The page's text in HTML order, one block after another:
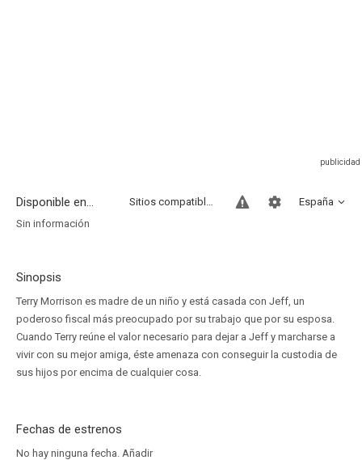
Disponible en... España
Sitios compatibles
Sin información
Sinopsis
Terry Morrison es madre de un niño y está casada con Jeff, un
poderoso fiscal más preocupado por su trabajo que por su esposa.
Cuando Terry reúne el valor necesario para dejar a Jeff y marcharse a
vivir con su mejor amiga, éste amenaza con conseguir la custodia de
sus hijos por encima de cualquier cosa.
Fechas de estrenos
No hay ninguna fecha. Añadir